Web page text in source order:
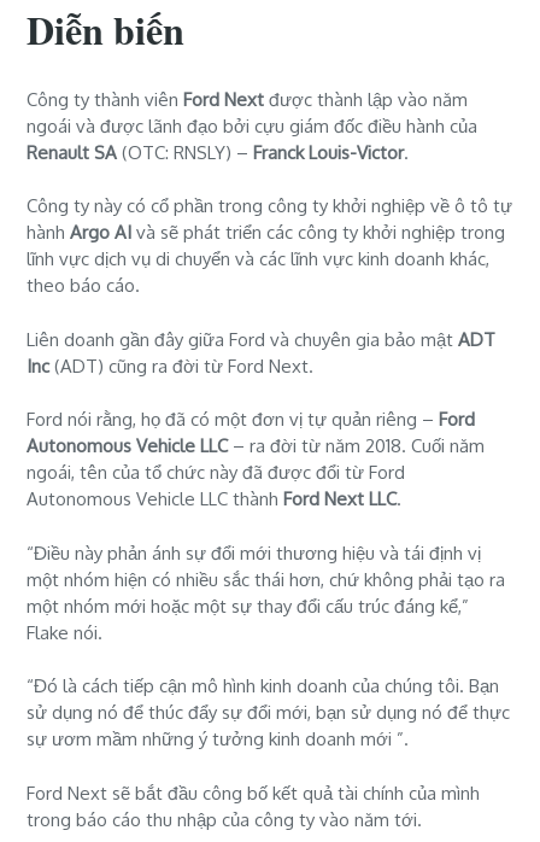
Diễn biến
Công ty thành viênFord Next được thành lập vào năm
ngoái và được lãnh đạo bởi cựu giám đốc điều hành của
Renault SA(OTC: RNSLY) – FranckLouis-Victor.
Công ty này có cổ phần trong công ty khởi nghiệp về ô tô tự
hànhArgo AI và sẽ phát triển các công ty khởi nghiệp trong
lĩnh vực dịch vụ di chuyển và các lĩnh vực kinh doanh khác,
theo báo cáo.
Liên doanh gần đây giữa Ford và chuyên gia bảo mậtADT
Inc(ADT) cũng ra đời từ Ford Next.
Ford nói rằng, họ đã có một đơn vị tự quản riêng –Ford
Autonomous Vehicle LLC – ra đời từ năm 2018. Cuối năm
ngoái, tên của tổ chức này đã được đổi từ Ford
Autonomous Vehicle LLC thànhFord Next LLC.
“Điều này phản ánh sự đổi mới thương hiệu và tái định vị
một nhóm hiện có nhiều sắc thái hơn, chứ không phải tạo ra
một nhóm mới hoặc một sự thay đổi cấu trúc đáng kể,”
Flake nói.
“Đó là cách tiếp cận mô hình kinh doanh của chúng tôi. Bạn
sử dụng nó để thúc đẩy sự đổi mới, bạn sử dụng nó để thực
sự ươm mầm những ý tưởng kinh doanh mới ”.
Ford Next sẽ bắt đầu công bố kết quả tài chính của mình
trong báo cáo thu nhập của công ty vào năm tới.